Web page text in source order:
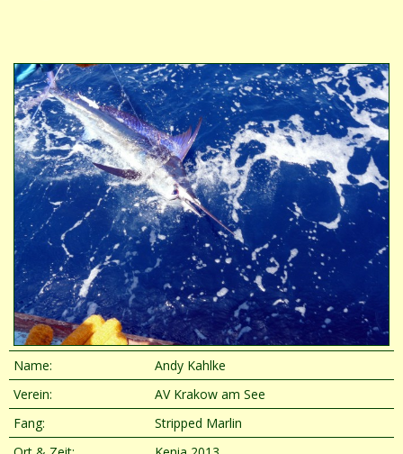
Name:
Andy Kahlke
Verein:
AV Krakow am See
Fang:
Stripped Marlin